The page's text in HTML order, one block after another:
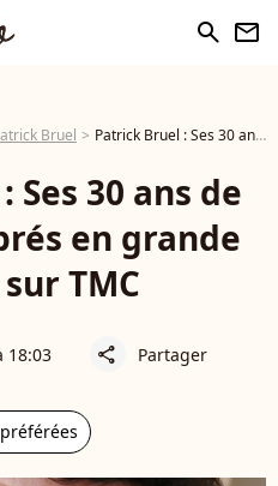
search newsletter
Bruel Patrick Bruel : Ses 30 ans de carrière célébrés en grande pompe sur TMC
30 ans de
en grande
TMC
18:03 share Partager